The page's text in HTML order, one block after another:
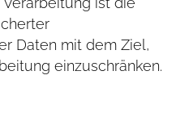
Daten mit dem Ziel,
einzuschränken.